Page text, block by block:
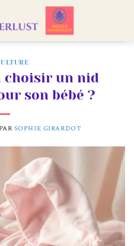
choisir un nid
son bébé ?
PAR SOPHIE GIRARDOT